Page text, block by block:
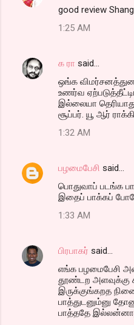
good review
1:25 AM
க ரா said…
ஒங்க
உணர்வ
இல்லையா
சூப்பர். யூ ஆர்
1:32 AM
பழமைபேசி said…
பொதுவாப் படங்க
இதைப் பாக்கப்
1:33 AM
பிரபாகர் said…
எங்க பழமைபேசி
தூண்டற
இருக்குங்கறத
பாத்துடனும்னு
பாத்ததே